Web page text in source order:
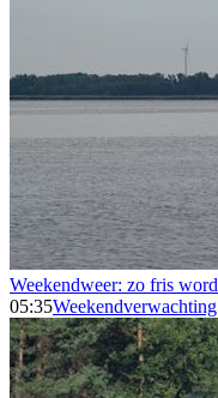
Weekendweer: zo fris
05:35Weekendverwachting